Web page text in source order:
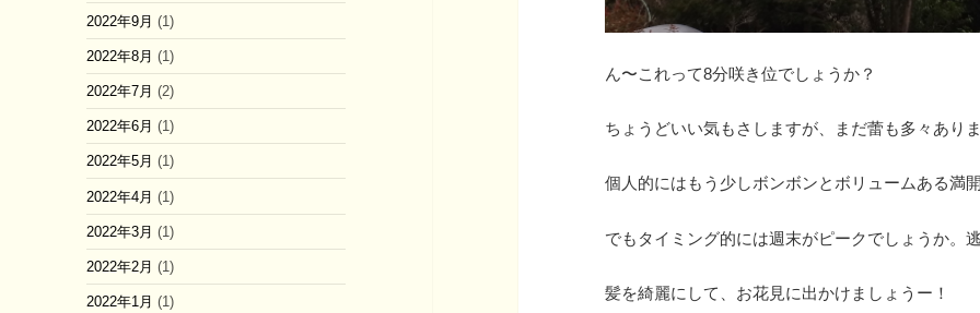
2022年9月 (1)
2022年8月 (1)
2022年7月 (2)
2022年6月 (1)
2022年5月 (1)
2022年4月 (1)
2022年3月 (1)
2022年2月 (1)
2022年1月 (1)
ん〜これって8分咲き位でしょうか？
ちょうどいい気もさしますが、まだ蕾も多々あり
個人的にはもう少しボンボンとボリュームある満
でもタイミング的には週末がピークでしょうか。
髪を綺麗にして、お花見に出かけましょうー！